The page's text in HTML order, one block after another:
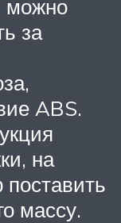
можно
за
ABS.
на
поставить
массу.